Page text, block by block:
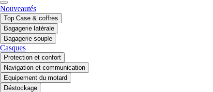
Nouveautés
Top Case & coffres
Bagagerie latérale
Bagagerie souple
Casques
Protection et confort
Navigation et communication
Equipement du motard
Déstockage